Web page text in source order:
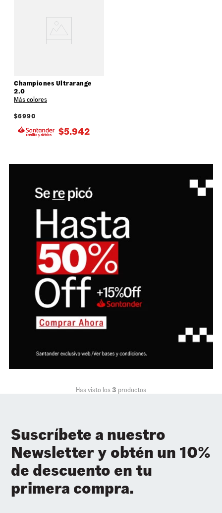
Championes Ultrarange
2.0
Más colores
$6990
$5.942
Has visto los3 productos
Suscríbete a nuestro
Newsletter y obtén un 10%
de descuento en tu
primera compra.